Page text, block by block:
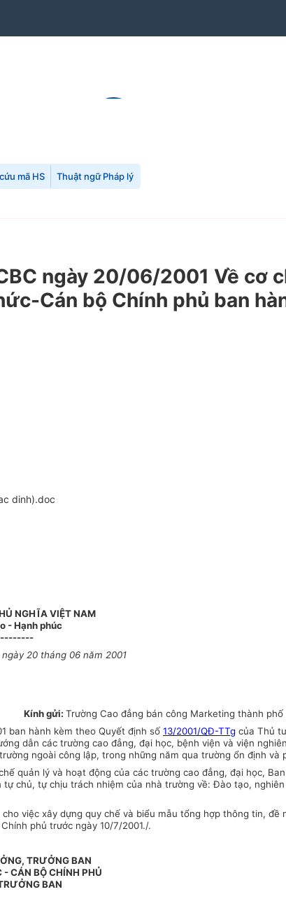
mã HS Thuật ngữ Pháp lý
ngày 20/06/2001 Về cơ
Cán bộ Chính phủ ban
dinh).doc
NGHĨA VIỆT NAM
- Hạnh phúc
20 tháng 06 năm 2001
Kính gửi: Trường Cao đẳng bán công Marketing thành phố
ban hành kèm theo Quyết định số 13/2001/QĐ-TTg của Thủ
dẫn các trường cao đẳng, đại học, bệnh viện và viện
ngoài công lập, trong những năm qua trường ổn định
quản lý và hoạt động của các trường cao đẳng, đại học,
chủ, tự chịu trách nhiệm của nhà trường về: Đào tạo,
việc xây dựng quy chế và biểu mẫu tổng hợp thông tin,
phủ trước ngày 10/7/2001./.
TRƯỞNG BAN
- CÁN BỘ CHÍNH PHỦ
BAN